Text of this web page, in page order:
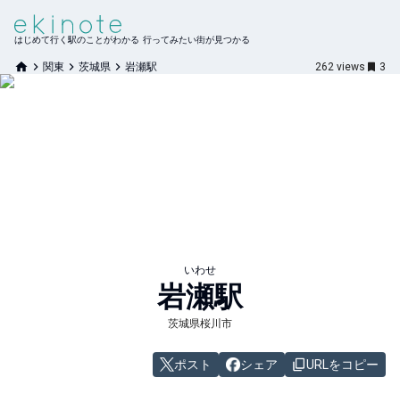
はじめて行く駅のことがわかる 行ってみたい街が見つかる
関東 茨城県 岩瀬駅 262 views 3
いわせ
岩瀬駅
茨城県桜川市
ポスト シェア URLをコピー